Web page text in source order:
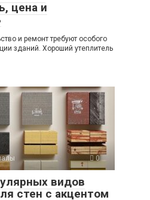
цена и
и ремонт требуют особого
зданий. Хороший утеплитель
0
видов
стен с акцентом